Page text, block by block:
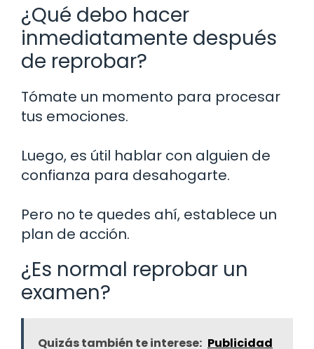
¿Qué debo hacer
inmediatamente después
de reprobar?
Tómate un momento para procesar
tus emociones.
Luego, es útil hablar con alguien de
confianza para desahogarte.
Pero no te quedes ahí, establece un
plan de acción.
¿Es normal reprobar un
examen?
Quizás también te interese: Publicidad